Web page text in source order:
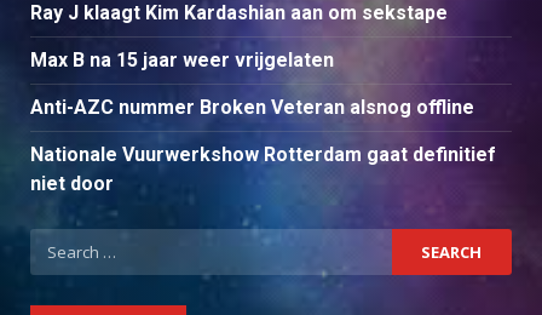
Ray J klaagt Kim Kardashian aan om sekstape
Max B na 15 jaar weer vrijgelaten
Anti-AZC nummer Broken Veteran alsnog offline
Nationale Vuurwerkshow Rotterdam gaat definitief
niet door
Search
for: